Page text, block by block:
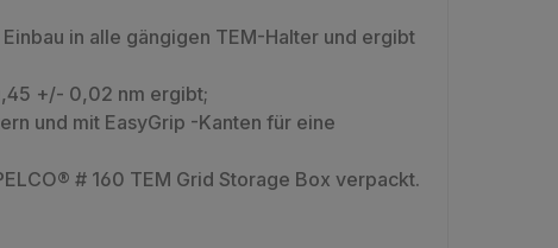
in alle gängigen TEM-Halter und ergibt
+/- 0,02 nm ergibt;
und mit EasyGrip -Kanten für eine
# 160 TEM Grid Storage Box verpackt.